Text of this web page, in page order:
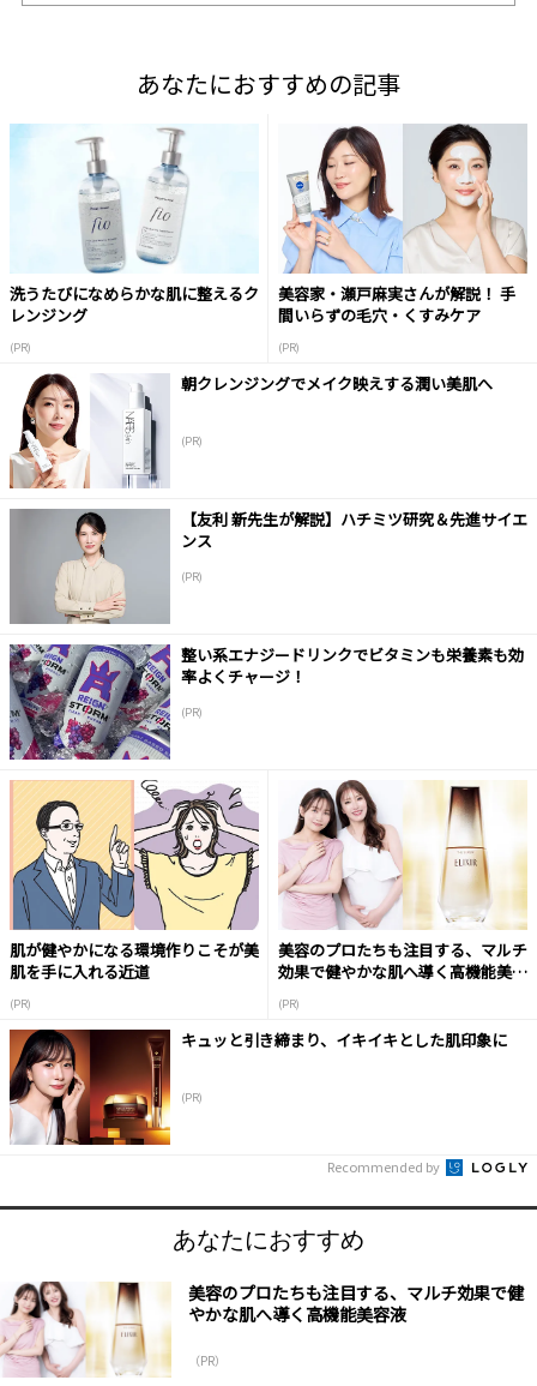
あなたにおすすめの記事
洗うたびになめらかな肌に整えるク
レンジング
(PR)
美容家・瀬戸麻実さんが解説！ 手
間いらずの毛穴・くすみケア
(PR)
朝クレンジングでメイク映えする潤い美肌へ
(PR)
【友利 新先生が解説】ハチミツ研究＆先進サイエ
ンス
(PR)
整い系エナジードリンクでビタミンも栄養素も効
率よくチャージ！
(PR)
肌が健やかになる環境作りこそが美
肌を手に入れる近道
(PR)
美容のプロたちも注目する、マルチ
効果で健やかな肌へ導く高機能美容
(PR)
キュッと引き締まり、イキイキとした肌印象に
(PR)
Recommended by
あなたにおすすめ
美容のプロたちも注目する、マルチ効果で健
やかな肌へ導く高機能美容液
（PR）